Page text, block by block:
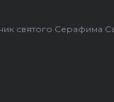
святого Серафима